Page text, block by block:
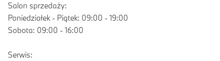
Salon sprzedaży:
Poniedziałek - Piątek: 09:00 - 19:00
Sobota: 09:00 - 16:00
Serwis: